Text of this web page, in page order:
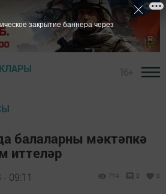
балаларны мәктәпкә
иттеләр
09:11 714 0 0
закрытие баннера через